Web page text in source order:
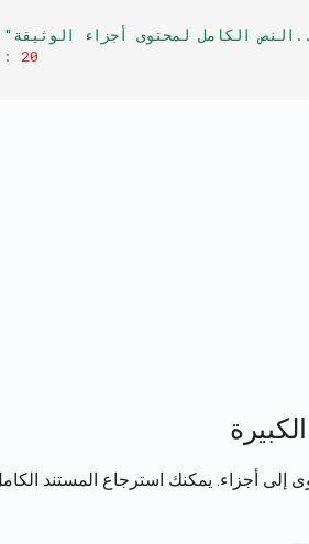
:
20
إلى أجزاء. يمكنك استرجاع المستند